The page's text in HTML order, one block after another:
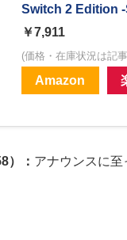
Switch 2 Edition
￥7,911
(価格・在庫状況は記
Amazon
）： アナウンスに